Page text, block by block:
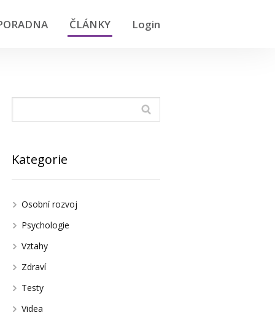
ČLÁNKY Login
Kategorie
Osobní rozvoj
Psychologie
Vztahy
Zdraví
Testy
Videa